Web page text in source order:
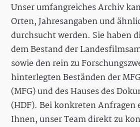
Unser umfangreiches Archiv
Orten, Jahresangaben und
durchsucht werden. Sie haben
dem Bestand der
sowie den rein zu
hinterlegten Beständen der
(MFG) und des Hauses des
(HDF). Bei konkreten
Ihnen, unser Team direkt zu